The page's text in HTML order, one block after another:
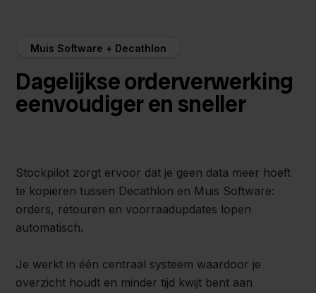
Muis Software + Decathlon
Dagelijkse orderverwerking
eenvoudiger en sneller
Stockpilot zorgt ervoor dat je geen data meer hoeft
te kopiëren tussen Decathlon en Muis Software:
orders, retouren en voorraadupdates lopen
automatisch.
Je werkt in één centraal systeem waardoor je
overzicht houdt en minder tijd kwijt bent aan